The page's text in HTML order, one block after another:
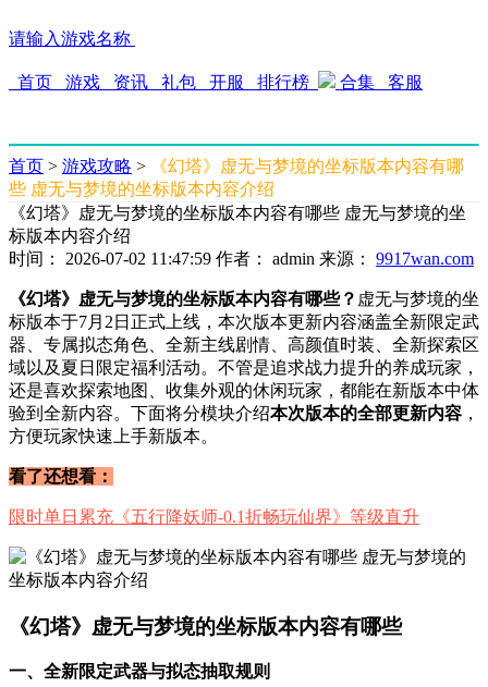
请输入游戏名称
首页 游戏 资讯 礼包 开服 排行榜 合集 客服
首页 > 游戏攻略 >
《幻塔》虚无与梦境的坐标版本内容有哪
些 虚无与梦境的坐标版本内容介绍
《幻塔》虚无与梦境的坐标版本内容有哪些 虚无与梦境的坐
标版本内容介绍
时间： 2026-07-02 11:47:59 作者： admin 来源： 9917wan.com
《幻塔》虚无与梦境的坐标版本内容有哪些？ 虚无与梦境的坐
标版本于7月2日正式上线，本次版本更新内容涵盖全新限定武
器、专属拟态角色、全新主线剧情、高颜值时装、全新探索区
域以及夏日限定福利活动。不管是追求战力提升的养成玩家，
还是喜欢探索地图、收集外观的休闲玩家，都能在新版本中体
验到全新内容。下面将分模块介绍本次版本的全部更新内容 ，
方便玩家快速上手新版本。
看了还想看：
限时单日累充《五行降妖师-0.1折畅玩仙界》等级直升
《幻塔》虚无与梦境的坐标版本内容有哪些
一、全新限定武器与拟态抽取规则